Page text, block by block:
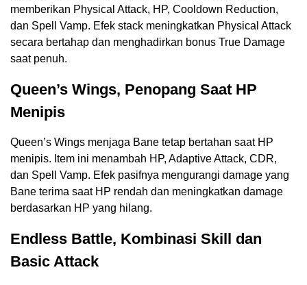
memberikan Physical Attack, HP, Cooldown Reduction,
dan Spell Vamp. Efek stack meningkatkan Physical Attack
secara bertahap dan menghadirkan bonus True Damage
saat penuh.
Queen’s Wings, Penopang Saat HP
Menipis
Queen’s Wings menjaga Bane tetap bertahan saat HP
menipis. Item ini menambah HP, Adaptive Attack, CDR,
dan Spell Vamp. Efek pasifnya mengurangi damage yang
Bane terima saat HP rendah dan meningkatkan damage
berdasarkan HP yang hilang.
Endless Battle, Kombinasi Skill dan
Basic Attack